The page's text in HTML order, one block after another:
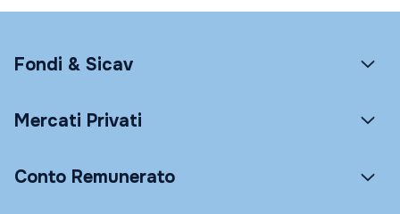
Fondi & Sicav
Mercati Privati
Conto Remunerato